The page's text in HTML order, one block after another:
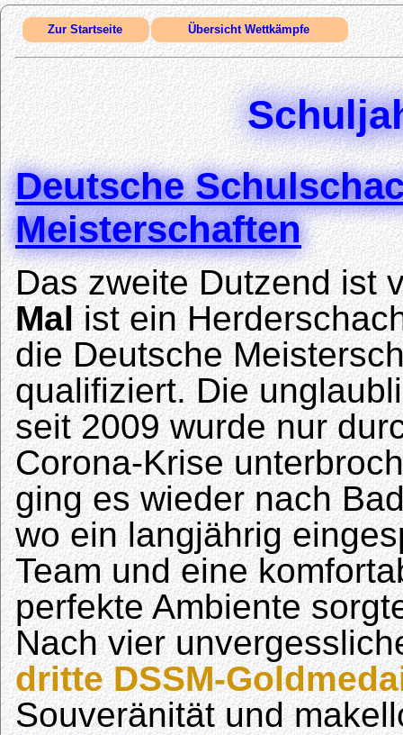
Zur Startseite Übersicht Wettkämpfe
Deutsche
Meisterschaften
Das zweite Dutzend ist
Malist ein
die Deutsche
qualifiziert. Die
seit 2009 wurde nur
Corona-Krise
ging es wieder nach
wo ein langjährig
Team und eine
perfekte Ambiente
Nach vier
dritte DSSM-
Souveränität und